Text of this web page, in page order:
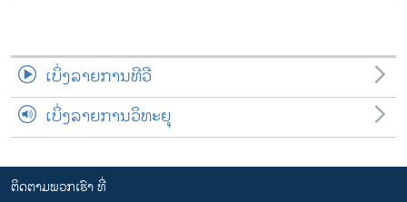
ເບິ່ງລາຍການທີວີ
ເບິ່ງລາຍການວິທະຍຸ
ຕິດຕາມພວກເຮົາ ທີ່